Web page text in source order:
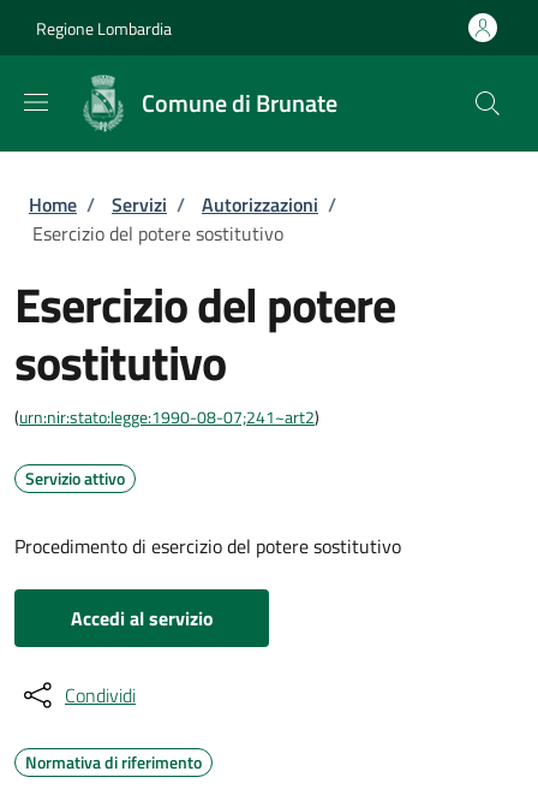
Regione Lombardia
Comune di Brunate
Briciole di pane
Home / Servizi / Autorizzazioni /
Esercizio del potere sostitutivo
Esercizio del potere
sostitutivo
(urn:nir:stato:legge:1990-08-07;241~art2)
Servizio attivo
Procedimento di esercizio del potere sostitutivo
Accedi al servizio
Condividi
Normativa di riferimento